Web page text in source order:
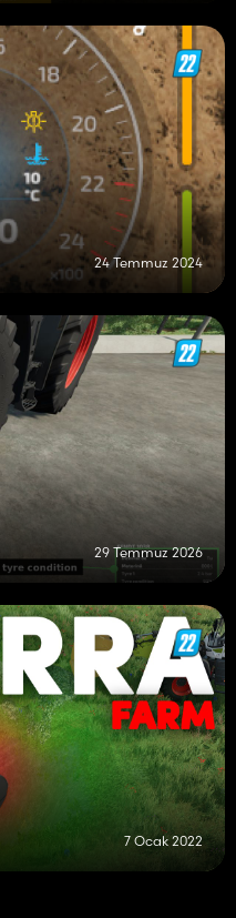
24 Temmuz 2024
29 Temmuz 2026
7 Ocak 2022